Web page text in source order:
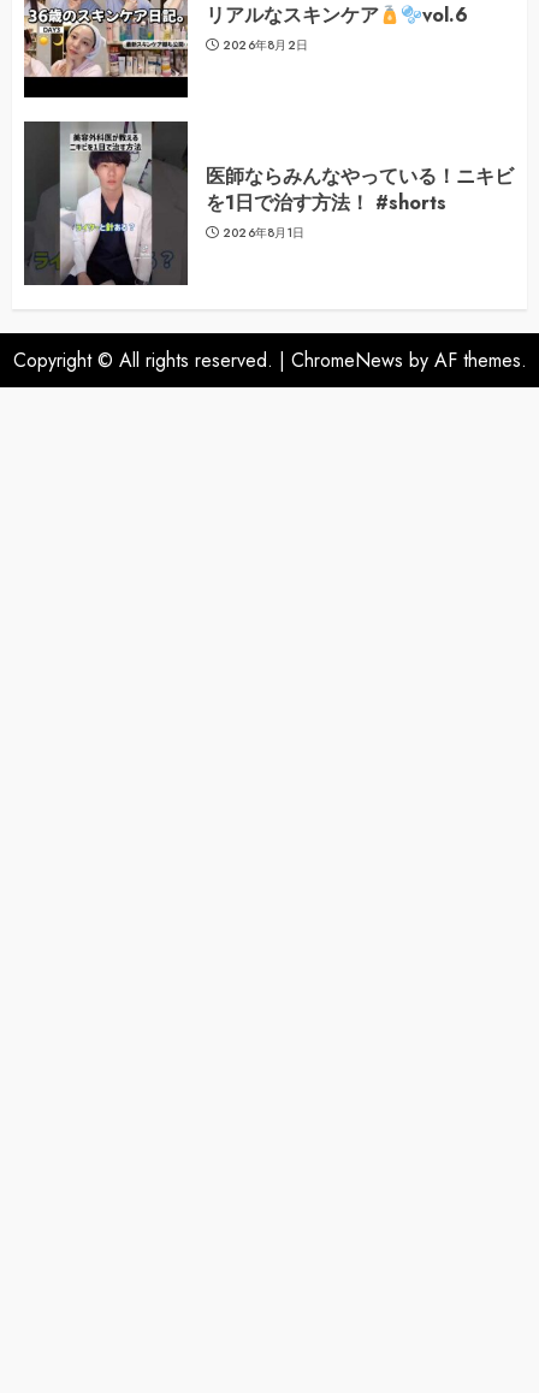
リアルなスキンケア
vol.6
2026年8月2日
医師ならみんなやっている！ニキビ
を1日で治す方法！ #shorts
2026年8月1日
Copyright © All rights reserved. | ChromeNews by AF themes.